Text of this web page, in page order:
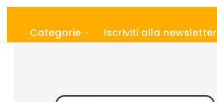
Categorie Iscriviti alla newsletter